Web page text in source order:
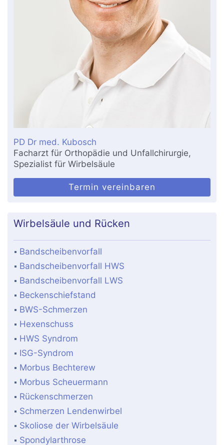
PD Dr med. Kubosch
Facharzt für Orthopädie und Unfallchirurgie,
Spezialist für Wirbelsäule
Termin vereinbaren
Wirbelsäule und Rücken
Bandscheibenvorfall
Bandscheibenvorfall HWS
Bandscheibenvorfall LWS
Beckenschiefstand
BWS-Schmerzen
Hexenschuss
HWS Syndrom
ISG-Syndrom
Morbus Bechterew
Morbus Scheuermann
Rückenschmerzen
Schmerzen Lendenwirbel
Skoliose der Wirbelsäule
Spondylarthrose